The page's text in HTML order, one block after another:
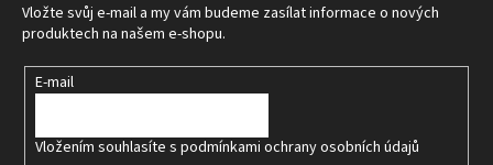
Vložte svůj e-mail a my vám budeme zasílat informace o nových
produktech na našem e-shopu.
E-mail
Vložením souhlasíte s podmínkami ochrany osobních údajů